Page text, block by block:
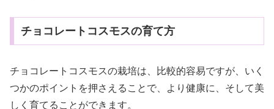
チョコレートコスモスの育て方
チョコレートコスモスの栽培は、比較的容易ですが、いく
つかのポイントを押さえることで、より健康に、そして美
しく育てることができます。